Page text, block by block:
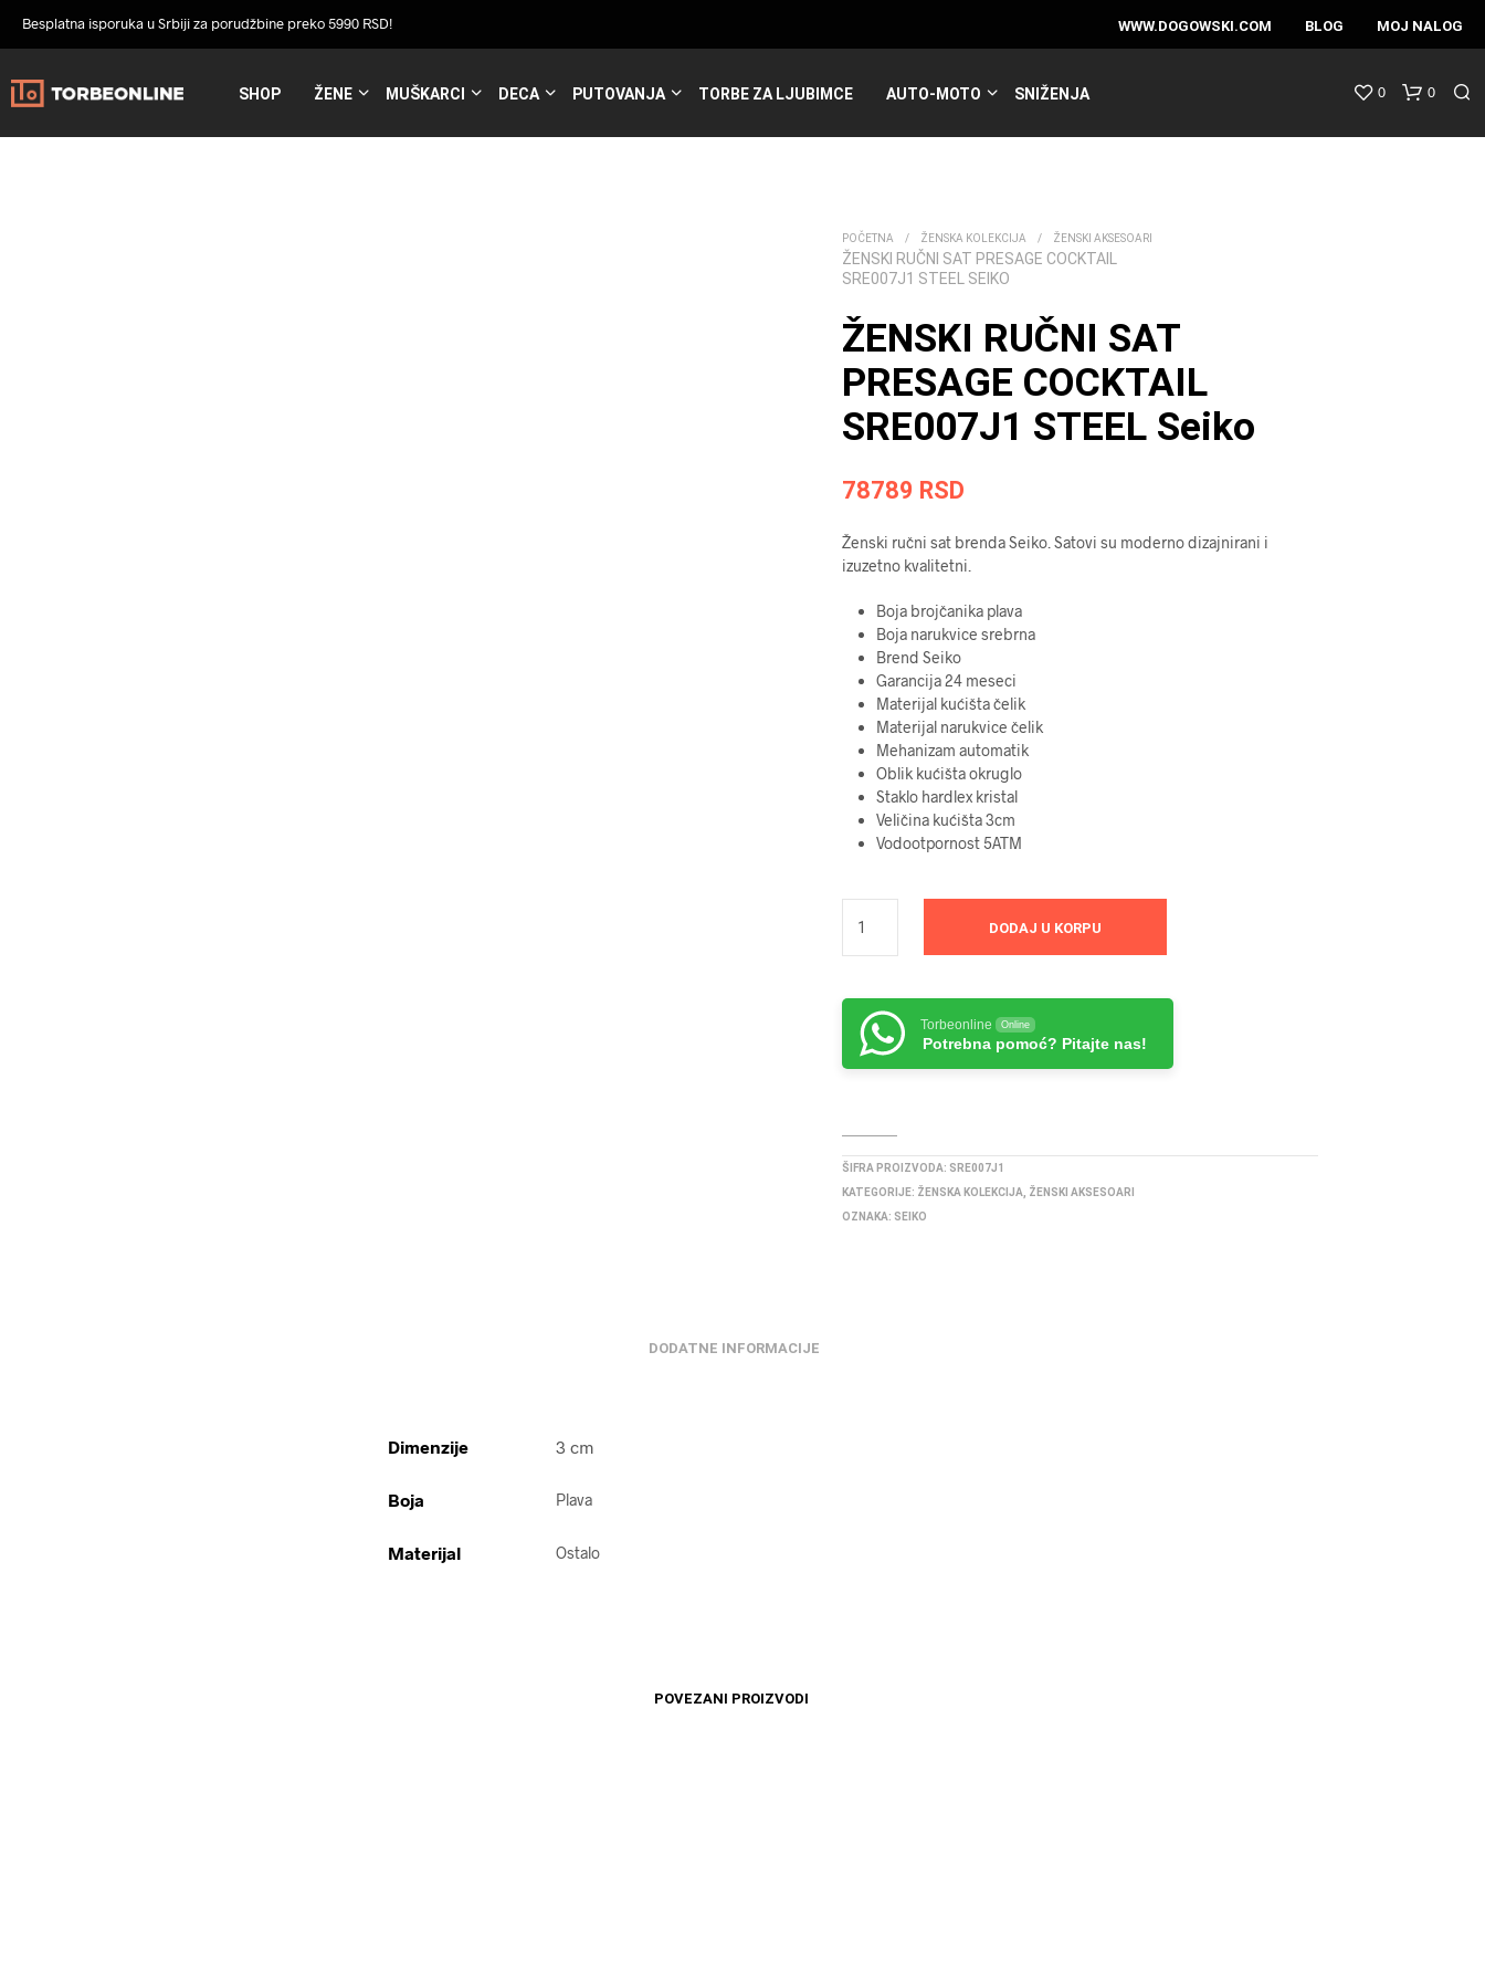
Besplatna isporuka u Srbiji za porudžbine preko 5990 RSD! WWW.DOGOWSKI.COM BLOG MOJ NALOG
SHOP ŽENE MUŠKARCI DECA PUTOVANJA TORBE ZA LJUBIMCE AUTO-MOTO SNIŽENJA 0 0
POČETNA / ŽENSKA KOLEKCIJA / ŽENSKI AKSESOARI
ŽENSKI RUČNI SAT PRESAGE COCKTAIL
SRE007J1 STEEL SEIKO
ŽENSKI RUČNI SAT
PRESAGE COCKTAIL
SRE007J1 STEEL Seiko
78789 RSD
Ženski ručni sat brenda Seiko.Satovi su moderno dizajnirani i
izuzetno kvalitetni.
Boja brojčanika plava
Boja narukvice srebrna
Brend Seiko
Garancija24 meseci
Materijal kućištačelik
Materijal narukvice čelik
Mehanizam automatik
Oblik kućištaokruglo
Staklo hardlex kristal
Veličina kućišta3cm
Vodootpornost5ATM
DODAJ U KORPU
Torbeonline Online
Potrebna pomoć? Pitajte nas!
ŠIFRA PROIZVODA: SRE007J1
KATEGORIJE: ŽENSKA KOLEKCIJA
ŽENSKI AKSESOARI
OZNAKA: SEIKO
DODATNE INFORMACIJE
Dimenzije 3 cm
Boja Plava
Materijal Ostalo
POVEZANI PROIZVODI